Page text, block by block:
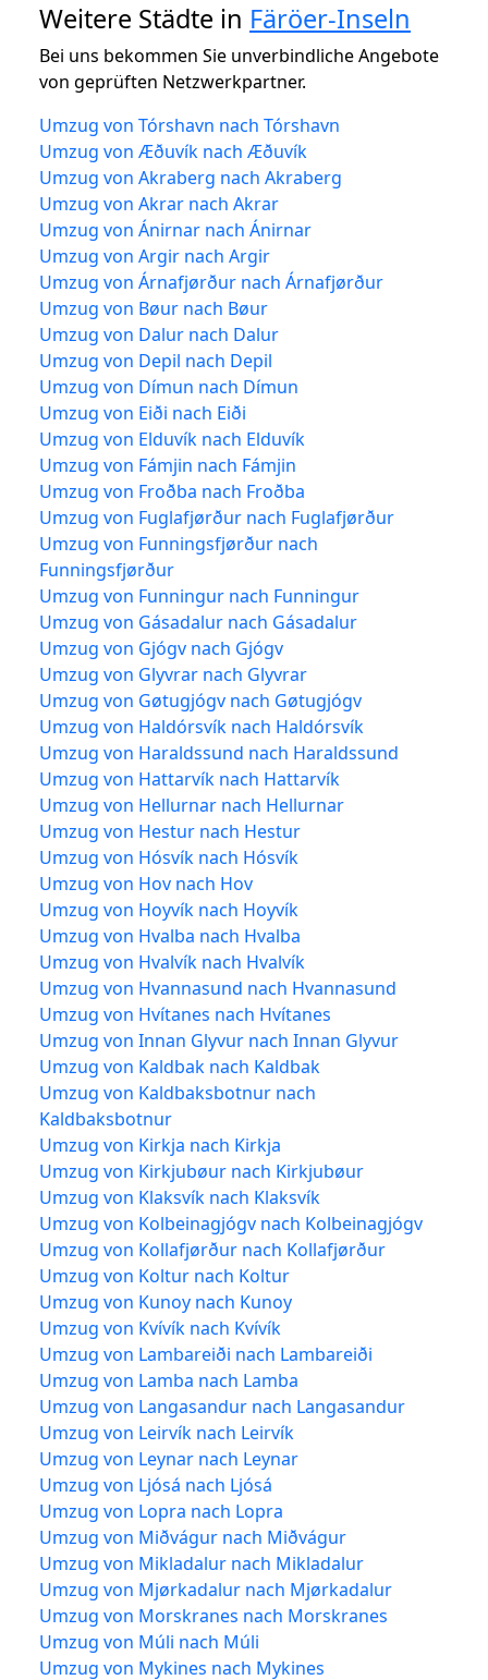
Weitere Städte in Färöer-Inseln
Bei uns bekommen Sie unverbindliche Angebote
von geprüften Netzwerkpartner.
Umzug von Tórshavn nach Tórshavn
Umzug von Æðuvík nach Æðuvík
Umzug von Akraberg nach Akraberg
Umzug von Akrar nach Akrar
Umzug von Ánirnar nach Ánirnar
Umzug von Argir nach Argir
Umzug von Árnafjørður nach Árnafjørður
Umzug von Bøur nach Bøur
Umzug von Dalur nach Dalur
Umzug von Depil nach Depil
Umzug von Dímun nach Dímun
Umzug von Eiði nach Eiði
Umzug von Elduvík nach Elduvík
Umzug von Fámjin nach Fámjin
Umzug von Froðba nach Froðba
Umzug von Fuglafjørður nach Fuglafjørður
Umzug von Funningsfjørður nach
Funningsfjørður
Umzug von Funningur nach Funningur
Umzug von Gásadalur nach Gásadalur
Umzug von Gjógv nach Gjógv
Umzug von Glyvrar nach Glyvrar
Umzug von Gøtugjógv nach Gøtugjógv
Umzug von Haldórsvík nach Haldórsvík
Umzug von Haraldssund nach Haraldssund
Umzug von Hattarvík nach Hattarvík
Umzug von Hellurnar nach Hellurnar
Umzug von Hestur nach Hestur
Umzug von Hósvík nach Hósvík
Umzug von Hov nach Hov
Umzug von Hoyvík nach Hoyvík
Umzug von Hvalba nach Hvalba
Umzug von Hvalvík nach Hvalvík
Umzug von Hvannasund nach Hvannasund
Umzug von Hvítanes nach Hvítanes
Umzug von Innan Glyvur nach Innan Glyvur
Umzug von Kaldbak nach Kaldbak
Umzug von Kaldbaksbotnur nach
Kaldbaksbotnur
Umzug von Kirkja nach Kirkja
Umzug von Kirkjubøur nach Kirkjubøur
Umzug von Klaksvík nach Klaksvík
Umzug von Kolbeinagjógv nach Kolbeinagjógv
Umzug von Kollafjørður nach Kollafjørður
Umzug von Koltur nach Koltur
Umzug von Kunoy nach Kunoy
Umzug von Kvívík nach Kvívík
Umzug von Lambareiði nach Lambareiði
Umzug von Lamba nach Lamba
Umzug von Langasandur nach Langasandur
Umzug von Leirvík nach Leirvík
Umzug von Leynar nach Leynar
Umzug von Ljósá nach Ljósá
Umzug von Lopra nach Lopra
Umzug von Miðvágur nach Miðvágur
Umzug von Mikladalur nach Mikladalur
Umzug von Mjørkadalur nach Mjørkadalur
Umzug von Morskranes nach Morskranes
Umzug von Múli nach Múli
Umzug von Mykines nach Mykines